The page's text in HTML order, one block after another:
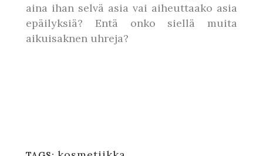
aina ihan selvä asia vai aiheuttaako asia
epäilyksiä? Entä onko siellä muita
aikuisaknen uhreja?